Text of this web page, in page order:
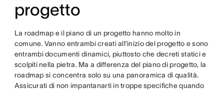
progetto
La roadmap e il piano di un progetto hanno molto in
comune. Vanno entrambi creati all’inizio del progetto e sono
entrambi documenti dinamici, piuttosto che decreti statici e
scolpiti nella pietra. Ma a differenza del piano di progetto, la
roadmap si concentra solo su una panoramica di qualità.
Assicurati di non impantanarti in troppe specifiche quando